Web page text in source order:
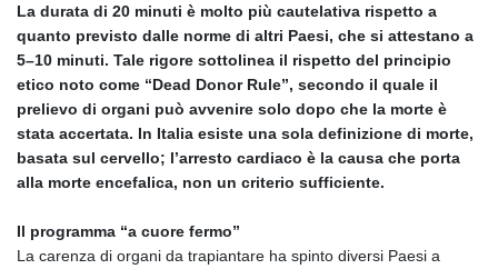
La durata di 20 minuti è molto più cautelativa rispetto a
quanto previsto dalle norme di altri Paesi, che si attestano a
5–10 minuti. Tale rigore sottolinea il rispetto del principio
etico noto come “Dead Donor Rule”, secondo il quale il
prelievo di organi può avvenire solo dopo che la morte è
stata accertata. In Italia esiste una sola definizione di morte,
basata sul cervello; l’arresto cardiaco è la causa che porta
alla morte encefalica, non un criterio sufficiente.
Il programma “a cuore fermo”
La carenza di organi da trapiantare ha spinto diversi Paesi a